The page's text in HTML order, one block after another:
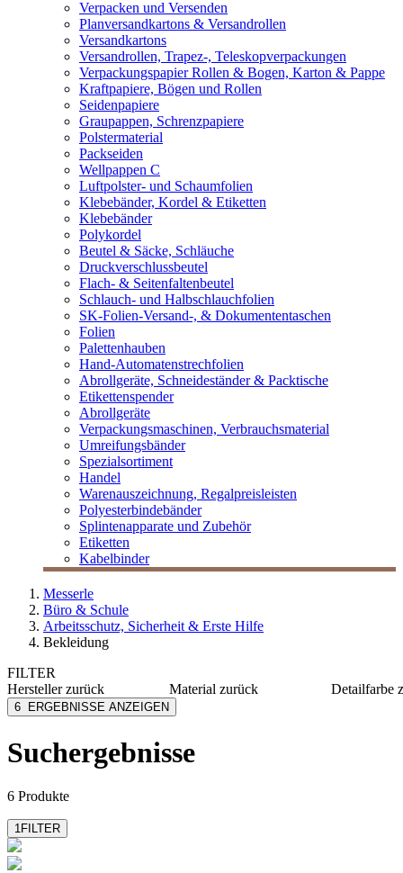
Verpacken und Versenden
Planversandkartons & Versandrollen
Versandkartons
Versandrollen, Trapez-, Teleskopverpackungen
Verpackungspapier Rollen & Bogen, Karton & Pappe
Kraftpapiere, Bögen und Rollen
Seidenpapiere
Graupappen, Schrenzpapiere
Polstermaterial
Packseiden
Wellpappen C
Luftpolster- und Schaumfolien
Klebebänder, Kordel & Etiketten
Klebebänder
Polykordel
Beutel & Säcke, Schläuche
Druckverschlussbeutel
Flach- & Seitenfaltenbeutel
Schlauch- und Halbschlauchfolien
SK-Folien-Versand-, & Dokumententaschen
Folien
Palettenhauben
Hand-Automatenstrechfolien
Abrollgeräte, Schneideständer & Packtische
Etikettenspender
Abrollgeräte
Verpackungsmaschinen, Verbrauchsmaterial
Umreifungsbänder
Spezialsortiment
Handel
Warenauszeichnung, Regalpreisleisten
Polyesterbindebänder
Splintenapparate und Zubehör
Etiketten
Kabelbinder
Messerle
Büro & Schule
Arbeitsschutz, Sicherheit & Erste Hilfe
Bekleidung
FILTER
Herstellerzurück
Mensch Franz
Material zurück
Detailfarbe
6 ERGEBNISSE ANZEIGEN
Suchergebnisse
6 Produkte
1FILTER